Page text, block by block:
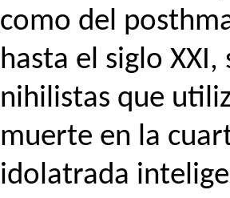
como del
hasta el siglo
nihilistas que
muerte en la
idolatrada